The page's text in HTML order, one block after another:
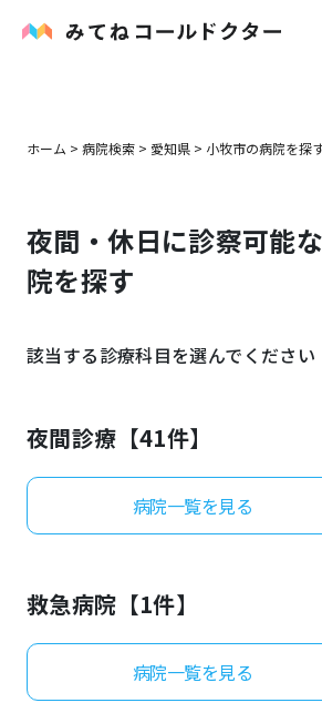
花粉症
感染症
お知らせ
よくあるご質問
ホーム > 病院検索 > 愛知県 > 小牧市の病院を探
夜間・休日に診察可能な
院を探す
該当する診療科目を選んでください
夜間診療【41件】
病院一覧を見る
救急病院【1件】
病院一覧を見る